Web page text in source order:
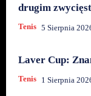
drugim
Tenis 5 Sierpnia
Laver Cup:
Tenis 1 Sierpnia